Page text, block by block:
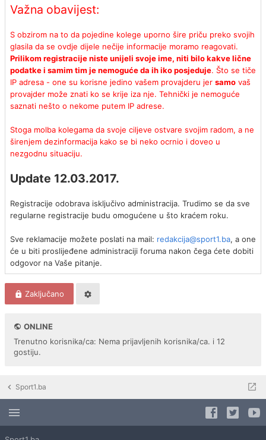
Važna obavijest:
S obzirom na to da pojedine kolege uporno šire priču preko svojih
glasila da se ovdje dijele nečije informacije moramo reagovati.
Prilikom registracije niste unijeli svoje ime, niti bilo kakve lične
podatke i samim tim je nemoguće da ih iko posjeduje. Što se tiče
IP adresa - one su korisne jedino vašem provajderu jer samo vaš
provajder može znati ko se krije iza nje. Tehnički je nemoguće
saznati nešto o nekome putem IP adrese.
Stoga molba kolegama da svoje ciljeve ostvare svojim radom, a ne
širenjem dezinformacija kako se bi neko ocrnio i doveo u
nezgodnu situaciju.
Update 12.03.2017.
Registracije odobrava isključivo administracija. Trudimo se da sve
regularne registracije budu omogućene u što kraćem roku.
Sve reklamacije možete poslati na mail: redakcija@sport1.ba, a one
će u biti proslijeđene administraciji foruma nakon čega ćete dobiti
odgovor na Vaše pitanje.
Zaključano
ONLINE
Trenutno korisnika/ca: Nema prijavljenih korisnika/ca. i 12
gostiju.
Sport1.ba